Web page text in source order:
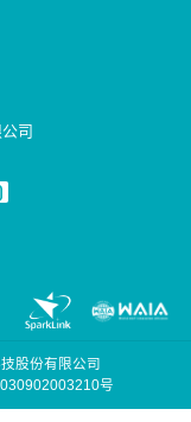
司
股份有限公司
号